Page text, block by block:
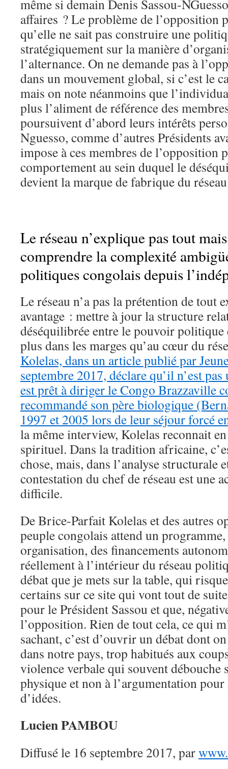
même si demain Denis Sassou-
affaires ? Le problème de l’opposition
qu’elle ne sait pas construire une
stratégiquement sur la manière
l’alternance. On ne demande pas à
dans un mouvement global, si c’est le
mais on note néanmoins que
plus l’aliment de référence des
poursuivent d’abord leurs intérêts
Nguesso, comme d’autres Présidents
impose à ces membres de l’opposition
comportement au sein duquel le
devient la marque de fabrique du
Le réseau n’explique pas tout
comprendre la complexité
politiques congolais depuis
Le réseau n’a pas la prétention de tout
avantage : mettre à jour la structure
déséquilibrée entre le pouvoir
plus dans les marges qu’au cœur du
Kolelas, dans un article publié par
septembre 2017, déclare qu’il n’est
est prêt à diriger le Congo Brazzaville
recommandé son père biologique
1997 et 2005 lors de leur séjour forcé
la même interview, Kolelas reconnait
spirituel. Dans la tradition africaine,
chose, mais, dans l’analyse structurale
contestation du chef de réseau est une
difficile.
De Brice-Parfait Kolelas et des autres
peuple congolais attend un
organisation, des financements
réellement à l’intérieur du réseau
débat que je mets sur la table, qui
certains sur ce site qui vont tout de
pour le Président Sassou et que,
l’opposition. Rien de tout cela, ce qui
sachant, c’est d’ouvrir un débat dont
dans notre pays, trop habitués aux
violence verbale qui souvent débouche
physique et non à l’argumentation pour
d’idées.
Lucien PAMBOU
Diffusé le 16 septembre 2017, par